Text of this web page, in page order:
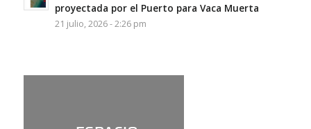
proyectada por el Puerto para Vaca Muerta
21 julio, 2026 - 2:26 pm